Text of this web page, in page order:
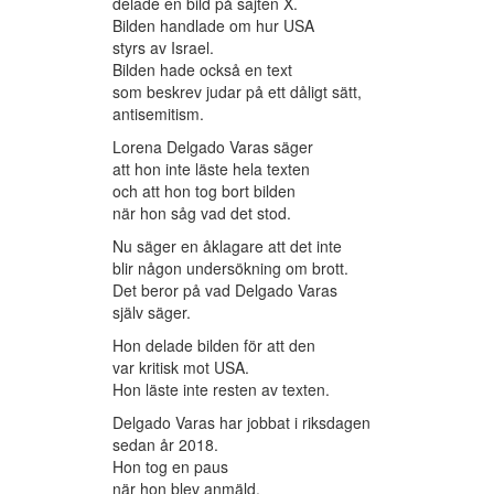
Bilden handlade om hur USA
styrs av Israel.
Bilden hade också en text
som beskrev judar på ett dåligt sätt,
antisemitism.
Lorena Delgado Varas säger
att hon inte läste hela texten
och att hon tog bort bilden
när hon såg vad det stod.
Nu säger en åklagare att det inte
blir någon undersökning om brott.
Det beror på vad Delgado Varas
själv säger.
Hon delade bilden för att den
var kritisk mot USA.
Hon läste inte resten av texten.
Delgado Varas har jobbat i riksdagen
sedan år 2018.
Hon tog en paus
när hon blev anmäld.